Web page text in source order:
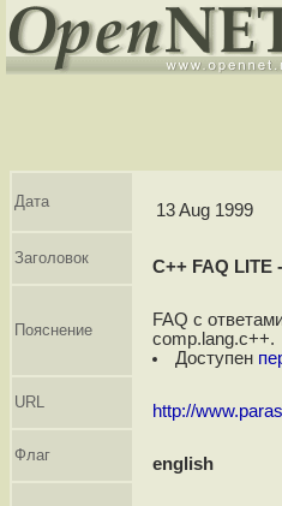
Дата 13 Aug 1999
Заголовок C++ FAQ LITE
Пояснение
FAQ с
comp.lang.c++.
Доступен
URL http://
Флаг english